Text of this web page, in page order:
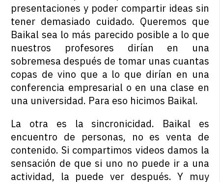
presentaciones y poder compartir ideas sin
tener demasiado cuidado. Queremos que
Baikal sea lo más parecido posible a lo que
nuestros profesores dirían en una
sobremesa después de tomar unas cuantas
copas de vino que a lo que dirían en una
conferencia empresarial o en una clase en
una universidad. Para eso hicimos Baikal.
La otra es la sincronicidad. Baikal es
encuentro de personas, no es venta de
contenido. Si compartimos videos damos la
sensación de que si uno no puede ir a una
actividad, la puede ver después. Y muy